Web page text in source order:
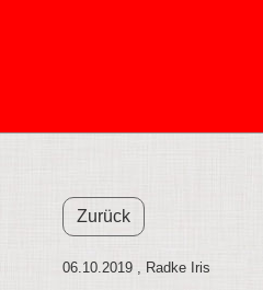
Zurück
06.10.2019, Radke Iris